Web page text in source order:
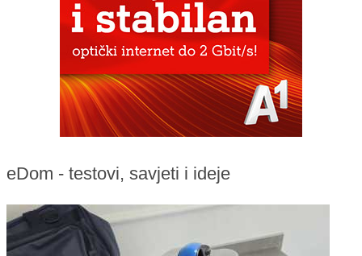
eDom - testovi, savjeti i ideje